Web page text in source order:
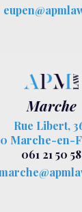
Marche
Rue Libert,
Marche-en-
061 21 50 58